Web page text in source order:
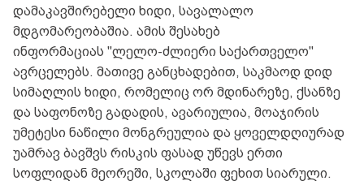
დამაკავშირებელი ხიდი, სავალალო
მდგომარეობაშია. ამის შესახებ
ინფორმაციას "ლელო-ძლიერი საქართველო"
ავრცელებს. მათივე განცხადებით, საკმაოდ დიდ
სიმაღლის ხიდი, რომელიც ორ მდინარეზე, ქსანზე
და საფონოზე გადადის, ავარიულია, მოაჯირის
უმეტესი ნაწილი მონგრეულია და ყოველდღიურად
უამრავ ბავშვს რისკის ფასად უწევს ერთი
სოფლიდან მეორეში, სკოლაში ფეხით სიარული.